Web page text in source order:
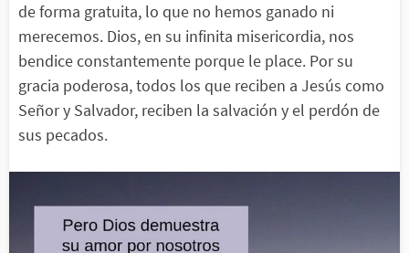
de forma gratuita, lo que no hemos ganado ni
merecemos. Dios, en su infinita misericordia, nos
bendice constantemente porque le place. Por su
gracia poderosa, todos los que reciben a Jesús como
Señor y Salvador, reciben la salvación y el perdón de
sus pecados.